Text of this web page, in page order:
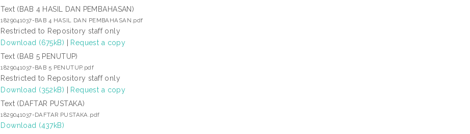
Text (BAB 4 HASIL DAN PEMBAHASAN)
1829041037-BAB 4 HASIL DAN PEMBAHASAN.pdf
Restricted to Repository staff only
Download (675kB) | Request a copy
Text (BAB 5 PENUTUP)
1829041037-BAB 5 PENUTUP.pdf
Restricted to Repository staff only
Download (352kB) | Request a copy
Text (DAFTAR PUSTAKA)
1829041037-DAFTAR PUSTAKA.pdf
Download (437kB)